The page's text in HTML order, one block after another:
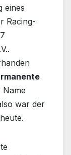
eines
Racing-
Name
war der